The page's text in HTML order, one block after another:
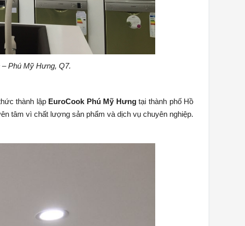
– Phú Mỹ Hưng, Q7.
thành lập EuroCook Phú Mỹ Hưngtại thành phố Hồ
tâm vì chất lượng sản phẩm và dịch vụ chuyên nghiệp.